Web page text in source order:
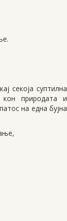
секоја суптилна
природата и
на една бујна